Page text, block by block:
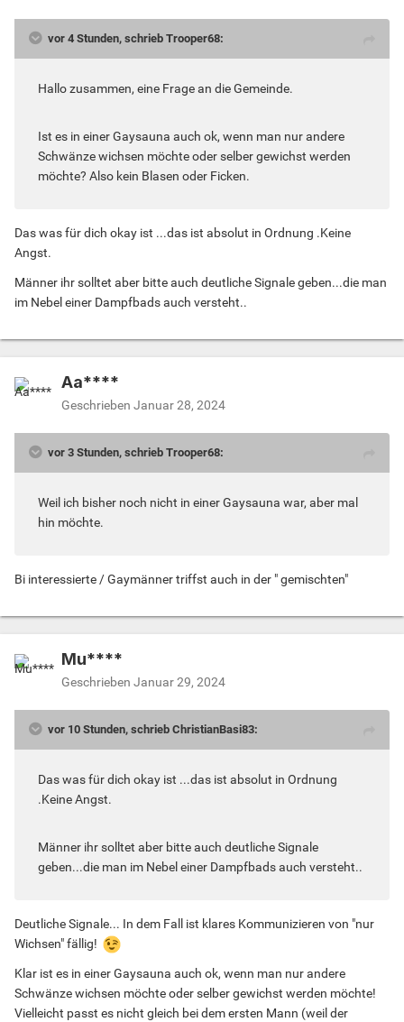
vor 4 Stunden, schrieb Trooper68:
Hallo zusammen, eine Frage an die Gemeinde.
Ist es in einer Gaysauna auch ok, wenn man nur andere
Schwänze wichsen möchte oder selber gewichst werden
möchte? Also kein Blasen oder Ficken.
Das was für dich okay ist ...das ist absolut in Ordnung .Keine
Angst.
Männer ihr solltet aber bitte auch deutliche Signale geben...die man
im Nebel einer Dampfbads auch versteht..
Aa****
Geschrieben Januar 28, 2024
vor 3 Stunden, schrieb Trooper68:
Weil ich bisher noch nicht in einer Gaysauna war, aber mal
hin möchte.
Bi interessierte / Gaymänner triffst auch in der " gemischten"
Mu****
Geschrieben Januar 29, 2024
vor 10 Stunden, schrieb ChristianBasi83:
Das was für dich okay ist ...das ist absolut in Ordnung
.Keine Angst.
Männer ihr solltet aber bitte auch deutliche Signale
geben...die man im Nebel einer Dampfbads auch versteht..
Deutliche Signale... In dem Fall ist klares Kommunizieren von "nur
Wichsen" fällig!
Klar ist es in einer Gaysauna auch ok, wenn man nur andere
Schwänze wichsen möchte oder selber gewichst werden möchte!
Vielleicht passt es nicht gleich bei dem ersten Mann (weil der